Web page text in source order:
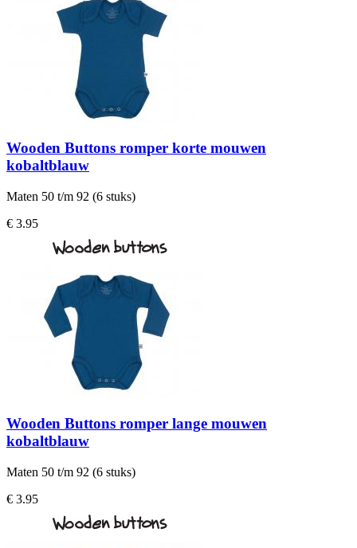
Wooden Buttons romper korte mouwen
kobaltblauw
Maten 50 t/m 92 (6 stuks)
€ 3.95
Wooden Buttons romper lange mouwen
kobaltblauw
Maten 50 t/m 92 (6 stuks)
€ 3.95